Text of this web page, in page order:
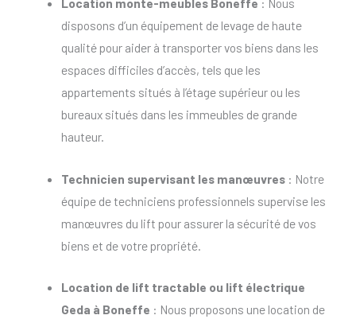
disposons d’un équipement de levage de haute
qualité pour aider à transporter vos biens dans les
espaces difficiles d’accès, tels que les
appartements situés à l’étage supérieur ou les
bureaux situés dans les immeubles de grande
hauteur.
Technicien supervisant les manœuvres: Notre
équipe de techniciens professionnels supervise les
manœuvres du lift pour assurer la sécurité de vos
biens et de votre propriété.
Location de lift tractable ou lift électrique
Geda à Boneffe : Nous proposons une location de